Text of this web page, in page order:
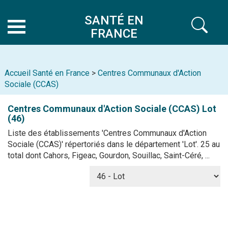
SANTÉ EN
FRANCE
Accueil Santé en France > Centres Communaux d'Action
Sociale (CCAS)
Centres Communaux d'Action Sociale (CCAS) Lot
(46)
Liste des établissements 'Centres Communaux d'Action
Sociale (CCAS)' répertoriés dans le département 'Lot'. 25 au
total dont Cahors, Figeac, Gourdon, Souillac, Saint-Céré, ...